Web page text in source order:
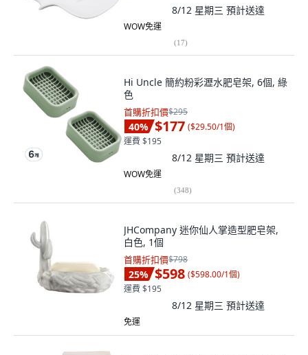
8/12 星期三 預計送達
WOW免運
(17)
Hi Uncle 簡約粉彩瀝水肥皂架, 6個, 綠
色
首購折扣價$295
40% $177 ($29.50/1個)
運費 $195
8/12 星期三 預計送達
WOW免運
(348)
JHCompany 迷你仙人掌造型肥皂架,
白色, 1個
首購折扣價$798
25% $598 ($598.00/1個)
運費 $195
8/12 星期三 預計送達
免運